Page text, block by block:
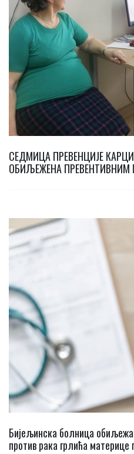
СЕДМИЦА ПРЕВЕНЦИЈЕ
ОБИЉЕЖЕНА ПРЕВЕНТИВНИМ
Бијељинска болница
против рака грлића материце